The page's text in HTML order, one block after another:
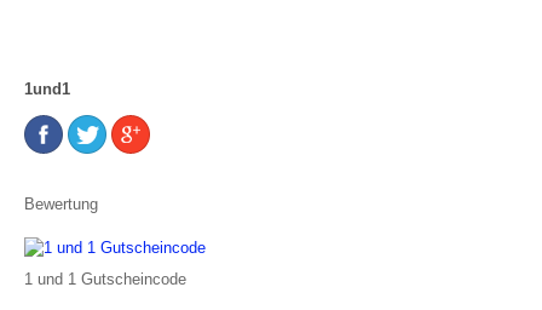
1und1
Bewertung
1 und 1 Gutscheincode